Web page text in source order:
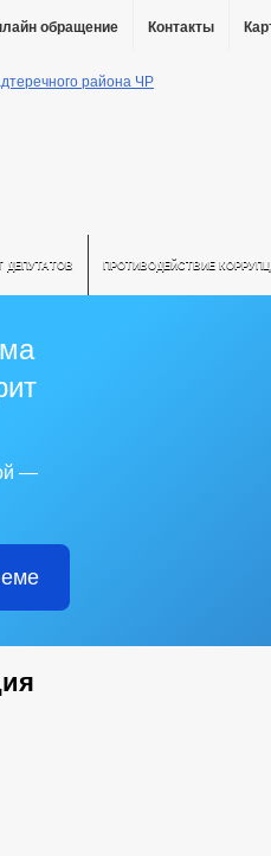
обращение Контакты
ДЕПУТАТОВ ПРОТИВОДЕЙСТВИЕ
—